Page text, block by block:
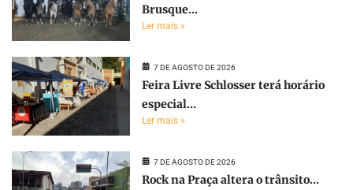
Brusque...
Ler mais »
7 DE AGOSTO DE 2026
Feira Livre Schlosser terá horário
especial...
Ler mais »
7 DE AGOSTO DE 2026
Rock na Praça altera o trânsito...